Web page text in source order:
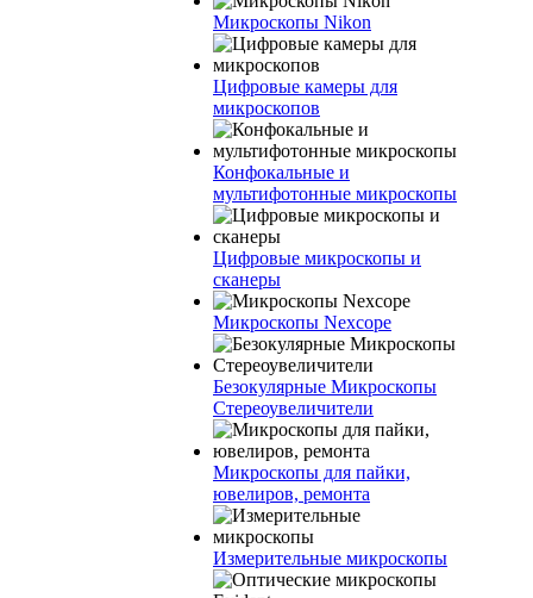
Микроскопы Nikon
Цифровые камеры для
микроскопов
Конфокальные и
мультифотонные микроскопы
Цифровые микроскопы и
сканеры
Микроскопы Nexcope
Безокулярные Микроскопы
Стереоувеличители
Микроскопы для пайки,
ювелиров, ремонта
Измерительные микроскопы